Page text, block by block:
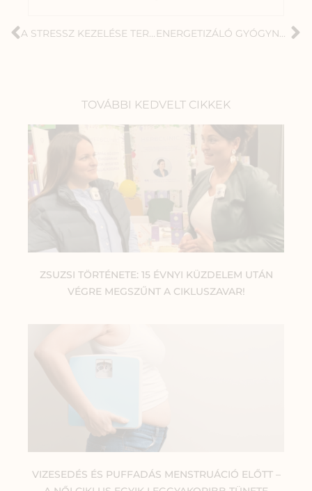
A STRESSZ KEZELÉSE TERMÉSZETES MÓDSZEREKKEL ENERGETIZÁLÓ GYÓGYNÖVÉNYEK ÉS A MÉHPEMPŐ
TOVÁBBI KEDVELT CIKKEK
ZSUZSI TÖRTÉNETE: 15 ÉVNYI KÜZDELEM UTÁN
VÉGRE MEGSZŰNT A CIKLUSZAVAR!
VIZESEDÉS ÉS PUFFADÁS MENSTRUÁCIÓ ELŐTT –